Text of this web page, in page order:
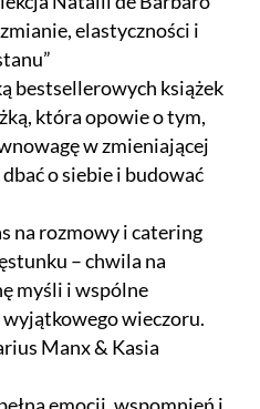
elastyczności i
bestsellerowych książek
która opowie o tym,
w zmieniającej
o siebie i budować
na rozmowy i catering
– chwila na
myśli i wspólne
wieczoru.
Manx & Kasia